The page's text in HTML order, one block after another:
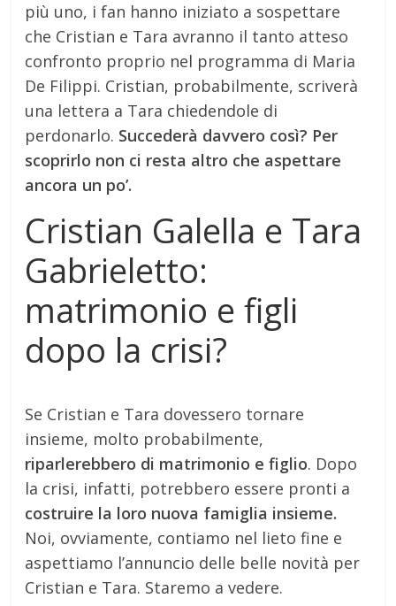
più uno, i fan hanno iniziato a sospettare
che Cristian e Tara avranno il tanto atteso
confronto proprio nel programma di Maria
De Filippi. Cristian, probabilmente, scriverà
una lettera a Tara chiedendole di
perdonarlo. Succederà davvero così? Per
scoprirlo non ci resta altro che aspettare
ancora un po’.
Cristian Galella e Tara
Gabrieletto:
matrimonio e figli
dopo la crisi?
Se Cristian e Tara dovessero tornare
insieme, molto probabilmente,
riparlerebbero di matrimonio e figlio. Dopo
la crisi, infatti, potrebbero essere pronti a
costruire la loro nuova famiglia insieme.
Noi, ovviamente, contiamo nel lieto fine e
aspettiamo l’annuncio delle belle novità per
Cristian e Tara. Staremo a vedere.